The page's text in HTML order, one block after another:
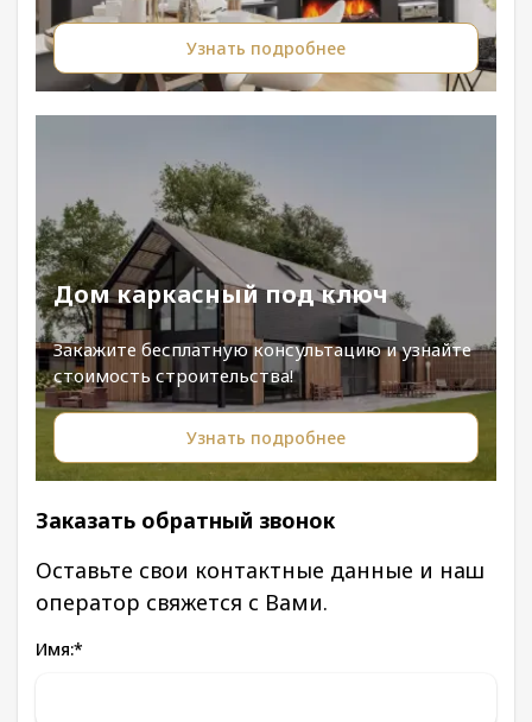
Узнать подробнее
Дом каркасный под ключ
Закажите бесплатную консультацию и узнайте
стоимость строительства!
Узнать подробнее
Заказать обратный звонок
Оставьте свои контактные данные и наш
оператор свяжется с Вами.
Имя:*